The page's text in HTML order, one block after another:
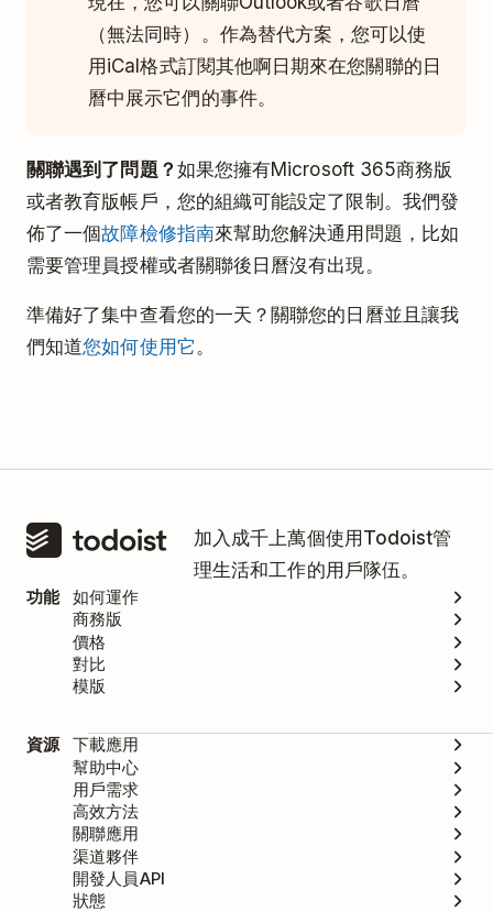
（無法同時）。作為替代方案，您可以使
用iCal格式訂閱其他啊日期來在您關聯的日
曆中展示它們的事件。
關聯遇到了問題？ 如果您擁有Microsoft 365商務版
或者教育版帳戶，您的組織可能設定了限制。我們發
佈了一個故障檢修指南來幫助您解決通用問題，比如
需要管理員授權或者關聯後日曆沒有出現。
準備好了集中查看您的一天？關聯您的日曆並且讓我
們知道您如何使用它 。
加入成千上萬個使用Todoist管
理生活和工作的用戶隊伍。
功能
如何運作
商務版
價格
對比
模版
資源
下載應用
幫助中心
用戶需求
高效方法
關聯應用
渠道夥伴
開發人員API
狀態